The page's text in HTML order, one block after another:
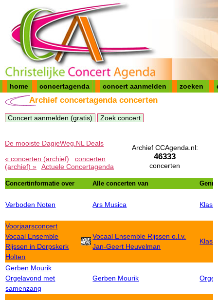
home concertagenda concert aanmelden zoeken
Archief concertagenda concerten
Concert aanmelden (gratis) Zoek concert
Archief CCAgenda.nl:
46333
concerten
De mooiste DagjeWeg.NL Deals
« concerten (archief)
concerten
(archief) »
Actuele Concertagenda
Concertinformatie over Alle concerten van Genre
Verboden Noten Ars Musica
Voorjaarsconcert
Vocaal Ensemble
Rijssen in Dorpskerk
Holten
Vocaal Ensemble Rijssen o.l.v.
Jan-Geert Heuvelman
Gerben Mourik
Orgelavond met
samenzang
Gerben Mourik Orgel